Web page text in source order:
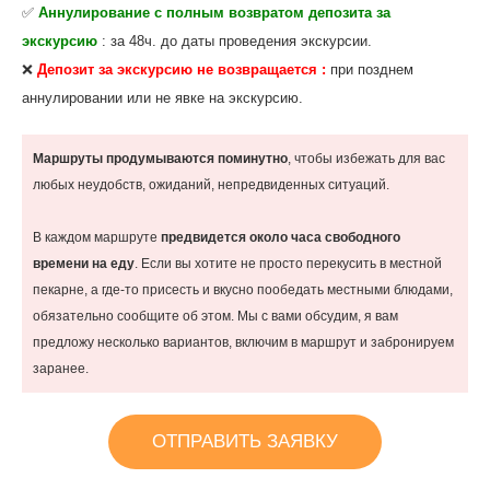
✅ Аннулирование с полным возвратом депозита за
экскурсию : за 48ч. до даты проведения экскурсии.
❌ Депозит за экскурсию не возвращается : при позднем
аннулировании или не явке на экскурсию.
Маршруты продумываются поминутно, чтобы избежать для вас
любых неудобств, ожиданий, непредвиденных ситуаций.
В каждом маршруте предвидется около часа свободного
времени на еду. Если вы хотите не просто перекусить в местной
пекарне, а где-то присесть и вкусно пообедать местными блюдами,
обязательно сообщите об этом. Мы с вами обсудим, я вам
предложу несколько вариантов, включим в маршрут и забронируем
заранее.
ОТПРАВИТЬ ЗАЯВКУ